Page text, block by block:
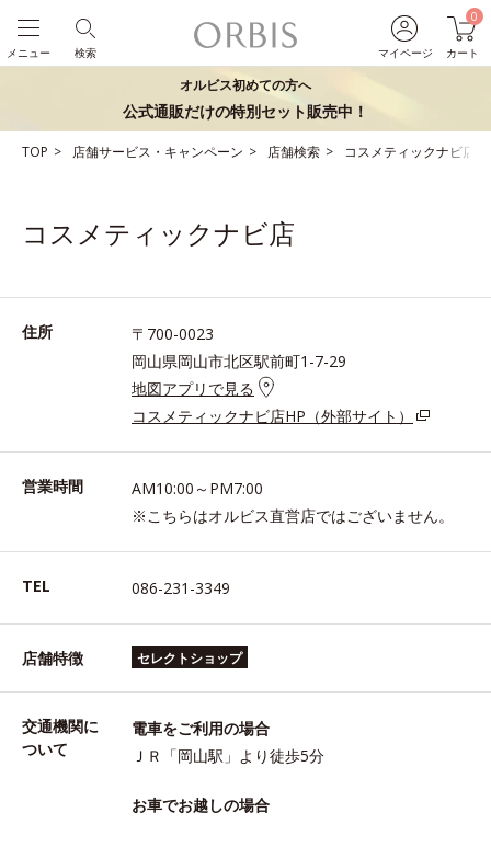
マイページ
0
カート
検索
メニュー
オルビス初めての方へ
公式通販だけの特別セット販売中！
TOP 店舗サービス・キャンペーン 店舗検索 コスメティックナビ店
コスメティックナビ店
住所
〒700-0023
岡山県岡山市北区駅前町1-7-29
地図アプリで見る
コスメティックナビ店HP（外部サイト）
営業時間
AM10:00～PM7:00
※こちらはオルビス直営店ではございません。
TEL 086-231-3349
店舗特徴 セレクトショップ
交通機関に
ついて
電車をご利用の場合
ＪＲ「岡山駅」より徒歩5分
お車でお越しの場合